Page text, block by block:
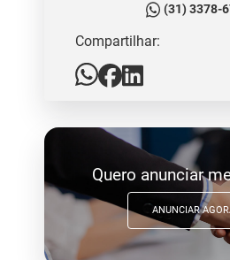
(31) 3378-
Compartilhar:
Quero anunciar
ANUNCIAR